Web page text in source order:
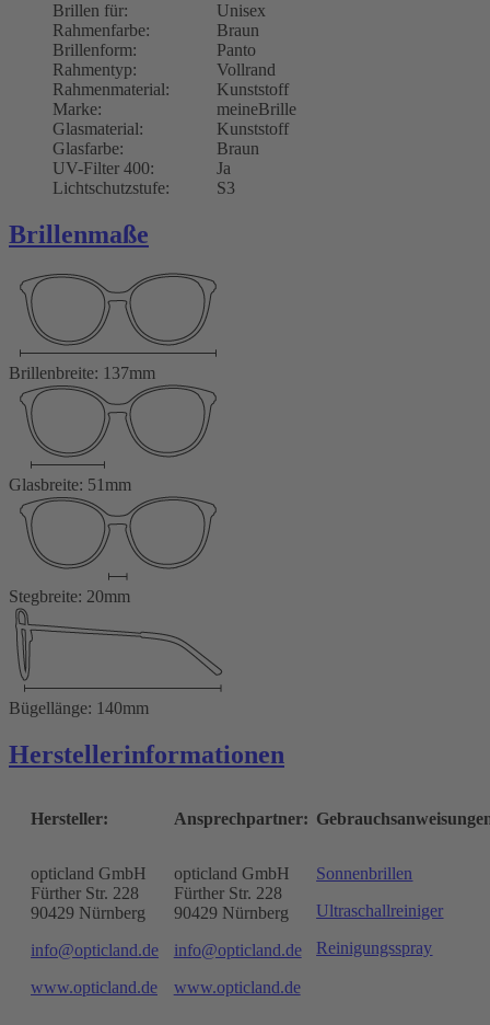
Brillen für:
Unisex
Rahmenfarbe:
Braun
Brillenform:
Panto
Rahmentyp:
Vollrand
Rahmenmaterial:
Kunststoff
Marke:
meineBrille
Glasmaterial:
Kunststoff
Glasfarbe:
Braun
UV-Filter 400:
Ja
Lichtschutzstufe:
S3
Brillenmaße
Brillenbreite: 137mm
Glasbreite: 51mm
Stegbreite: 20mm
Bügellänge: 140mm
Herstellerinformationen
Hersteller:
opticland GmbH
Fürther Str. 228
90429 Nürnberg
info@opticland.de
www.opticland.de
Ansprechpartner:
opticland GmbH
Fürther Str. 228
90429 Nürnberg
info@opticland.de
www.opticland.de
Sonnenbrillen
Ultraschallreiniger
Reinigungsspray